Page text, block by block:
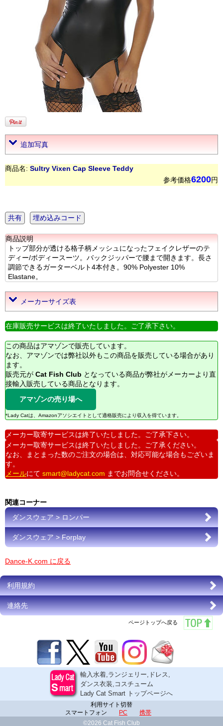
追加写真
商品名: Sultry Vixen Cap Sleeve Teddy
参考価格6200円
共有 埋め込みコード
商品説明
トップ部分が透ける格子柄メッシュになったフェイクレザーのテ
ディー/ボディースーツ。バックジッパーで腰まで開きます。長さ
調節できるガーターベルト4本付き。90% Polyester 10%
Elastane。
メーカーサイズ表
在庫販売サービスは終了いたしました。ご了承下さい。
この商品はアマゾンで販売しています。
なお、アマゾンでは弊社以外もこの商品を販売している場合があり
ます。
販売元が Cat Fish Club となっている商品が弊社がメーカーより直
接輸入販売している商品となります。
アマゾンの売り場へ
*Lady Catは、Amazonアソシエイトとして適格販売により収入を得ています。
メーカー取寄サービスは終了いたしました。ご了承下さい。
メーカー取寄サービスは終了いたしました。ご了承ください。
なお、まとまった数のご注文の場合は、対応可能な場合もございま
す。
メールにて smart@ladycat.com までお問合せください。
関連コーナー
ダンスウェア > ロンパー
ダンスウェア > Forplay
Dance-K.com に戻る
利用規約
連絡先
ページトップへ戻る
輸入水着,ランジェリー,ドレス,
ダンス衣装,コスチューム
Lady Cat Smart トップページへ
利用サイト切替
スマートフォン
PC
携帯
©2026 Cat Fish Club